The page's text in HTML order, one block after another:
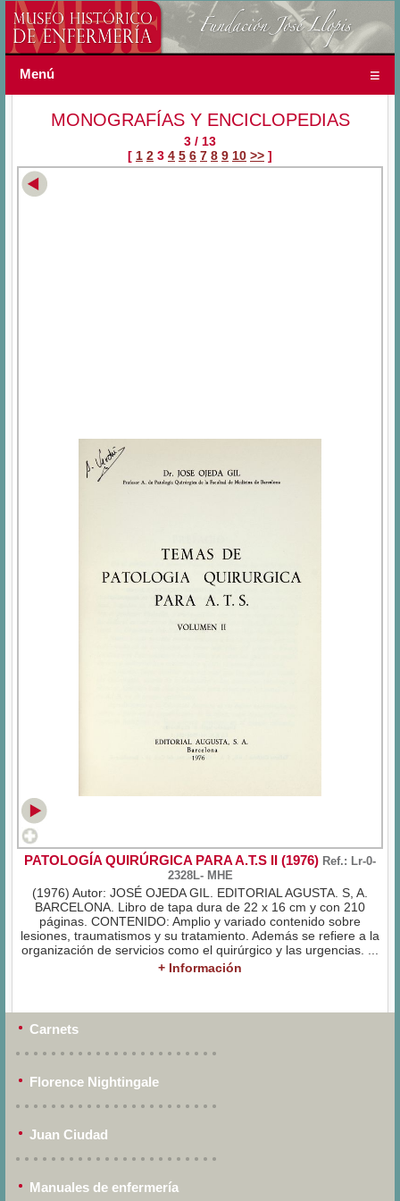
Menú
Carnets
Florence Nightingale
Juan Ciudad
Manuales de enfermería
MONOGRAFÍAS Y ENCICLOPEDIAS
3 / 13
[ 1 2 3 4 5 6 7 8 9 10 >> ]
PATOLOGÍA QUIRÚRGICA PARA A.T.S II (1976) Ref.: Lr-0-
2328L- MHE
(1976) Autor: JOSÉ OJEDA GIL. EDITORIAL AGUSTA. S, A.
BARCELONA. Libro de tapa dura de 22 x 16 cm y con 210
páginas. CONTENIDO: Amplio y variado contenido sobre
lesiones, traumatismos y su tratamiento. Además se refiere a la
organización de servicios como el quirúrgico y las urgencias. ...
+ Información